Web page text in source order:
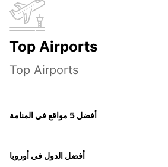
Top Airports
Top Airports
أفضل 5 مواقع في المنامة
أفضل الدول في أوروبا